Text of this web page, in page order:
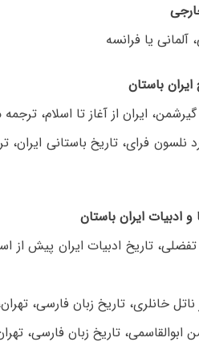
آلمانی یا فرانسه
ایران باستان
نلسون فرای، تاریخ باستانی
و ادبیات ایران باستان